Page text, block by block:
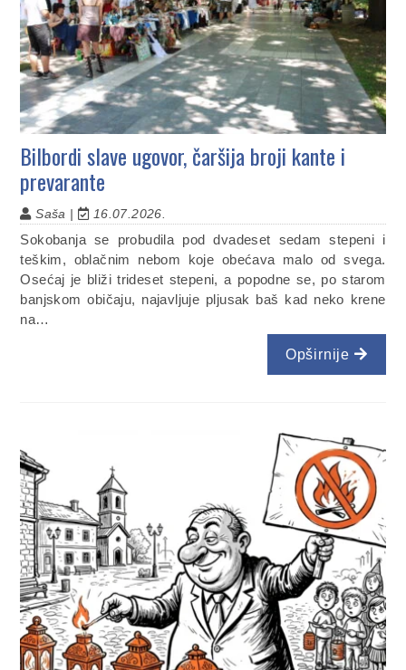
Bilbordi slave ugovor, čaršija broji kante i
prevarante
Saša | 16.07.2026.
Sokobanja se probudila pod dvadeset sedam stepeni i
teškim, oblačnim nebom koje obećava malo od svega.
Osećaj je bliži trideset stepeni, a popodne se, po starom
banjskom običaju, najavljuje pljusak baš kad neko krene
na…
Opširnije